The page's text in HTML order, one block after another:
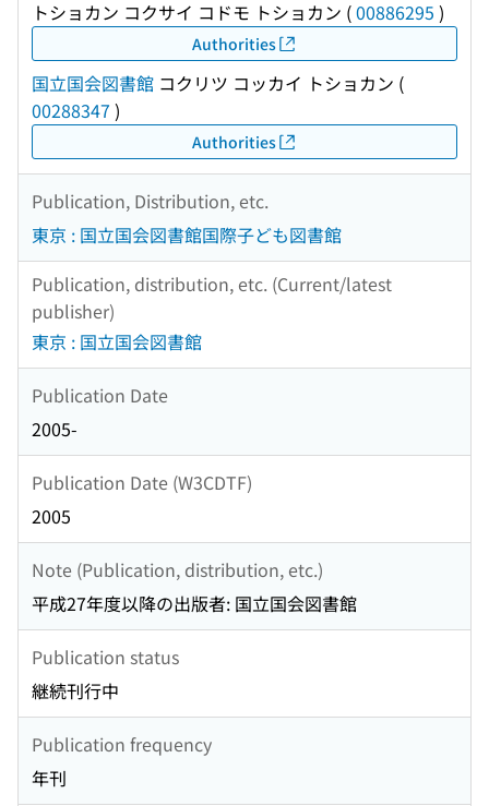
トショカン コクサイ コドモ トショカン (00886295 )
Authorities
国立国会図書館 コクリツ コッカイ トショカン (
00288347 )
Authorities
Publication, Distribution, etc.
東京 : 国立国会図書館国際子ども図書館
Publication, distribution, etc. (Current/latest
publisher)
東京 : 国立国会図書館
Publication Date
2005-
Publication Date (W3CDTF)
2005
Note (Publication, distribution, etc.)
平成27年度以降の出版者: 国立国会図書館
Publication status
継続刊行中
Publication frequency
年刊